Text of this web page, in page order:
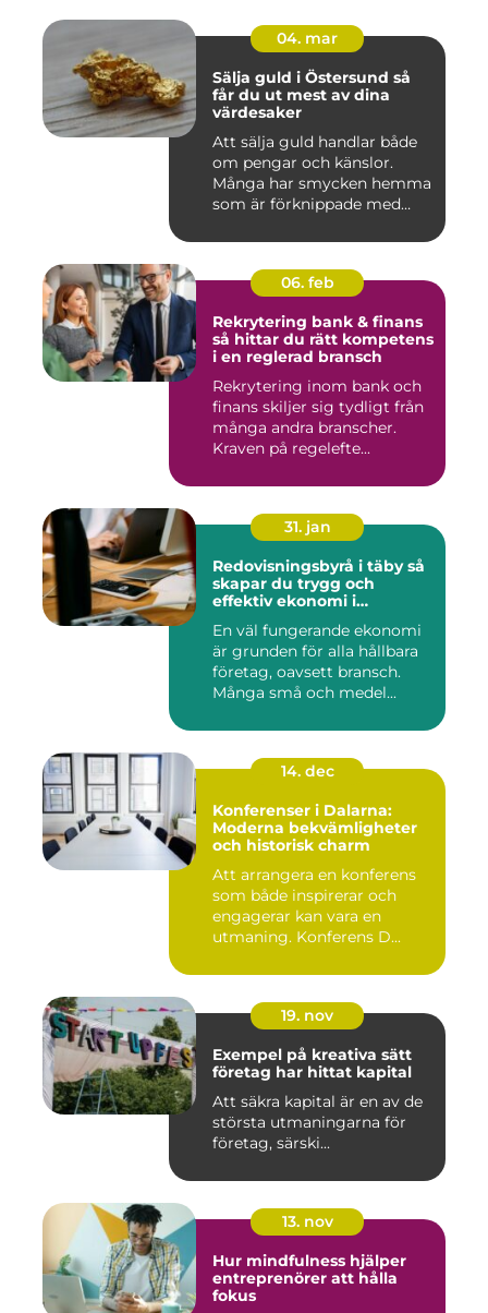
04. mar
Sälja guld i Östersund så
får du ut mest av dina
värdesaker
Att sälja guld handlar både
om pengar och känslor.
Många har smycken hemma
som är förknippade med
06. feb
Rekrytering bank & finans
så hittar du rätt kompetens
i en reglerad bransch
Rekrytering inom bank och
finans skiljer sig tydligt från
många andra branscher.
Kraven på regelefte...
31. jan
Redovisningsbyrå i täby så
skapar du trygg och
effektiv ekonomi i
En väl fungerande ekonomi
är grunden för alla hållbara
företag, oavsett bransch.
Många små och medel...
14. dec
Konferenser i Dalarna:
Moderna bekvämligheter
och historisk charm
Att arrangera en konferens
som både inspirerar och
engagerar kan vara en
utmaning. Konferens D...
19. nov
Exempel på kreativa sätt
företag har hittat kapital
Att säkra kapital är en av de
största utmaningarna för
företag, särski...
13. nov
Hur mindfulness hjälper
entreprenörer att hålla
fokus